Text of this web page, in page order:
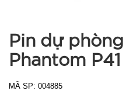
Pin dự
Phantom P41
MÃ SP: 004885